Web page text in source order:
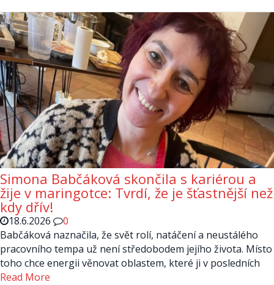
Simona Babčáková skončila s kariérou a
žije v maringotce: Tvrdí, že je šťastnější než
kdy dřív!
18.6.2026
0
Babčáková naznačila, že svět rolí, natáčení a neustálého
pracovního tempa už není středobodem jejího života. Místo
toho chce energii věnovat oblastem, které ji v posledních
Read More